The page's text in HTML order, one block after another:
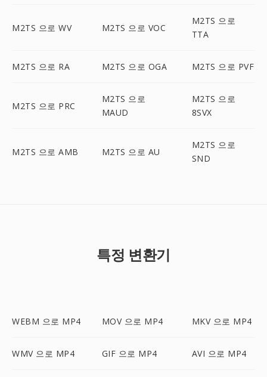
M2TS 으로 WV M2TS 으로 VOC
M2TS 으로
TTA
M2TS 으로 RA M2TS 으로 OGA M2TS 으로 PVF
M2TS 으로 PRC
M2TS 으로
MAUD
M2TS 으로
8SVX
M2TS 으로 AMB M2TS 으로 AU
M2TS 으로
SND
특정 변환기
WEBM 으로 MP4 MOV 으로 MP4 MKV 으로 MP4
WMV 으로 MP4 GIF 으로 MP4 AVI 으로 MP4